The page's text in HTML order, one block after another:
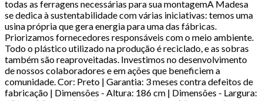
todas as ferragens necessárias para sua montagemA Madesa
se dedica à sustentabilidade com várias iniciativas: temos uma
usina própria que gera energia para uma das fábricas.
Priorizamos fornecedores responsáveis com o meio ambiente.
Todo o plástico utilizado na produção é reciclado, e as sobras
também são reaproveitadas. Investimos no desenvolvimento
de nossos colaboradores e em ações que beneficiem a
comunidade. Cor: Preto | Garantia: 3 meses contra defeitos de
fabricação | Dimensões - Altura: 186 cm | Dimensões - Largura: